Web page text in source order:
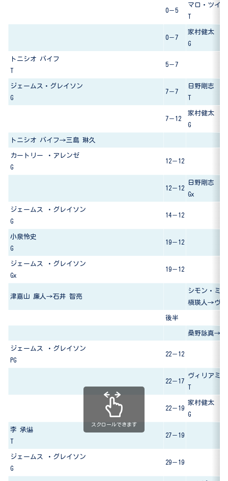
0－5
マロ・ツイ
0－7
家村健太
G
トニシオ バイフ
5－7
ジェームス・グレイソン
G
7－7
日野剛志
7－12
家村健太
G
トニシオ バイフ→三島 琳久
カートリー ・アレンゼ
G
12－12
12－12
日野剛志
Gx
ジェームス ・グレイソン
G
14－12
小泉怜史
G
19－12
ジェームス ・グレイソン
Gx
19－12
津嘉山 廉人→石井 智亮
シモン・ミ
槇瑛人→ヴァ
後半
桑野詠真→ヴ
ジェームス ・グレイソン
PG
22－12
22－17
ヴィリアミ
22－19
家村健太
G
李 承爀
27－19
ジェームス ・グレイソン
G
29－19
スクロールできます